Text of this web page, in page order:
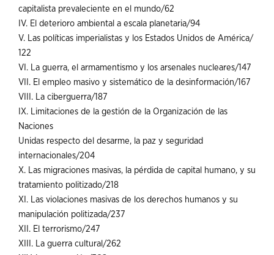
capitalista prevaleciente en el mundo/62
IV. El deterioro ambiental a escala planetaria/94
V. Las políticas imperialistas y los Estados Unidos de América/
122
VI. La guerra, el armamentismo y los arsenales nucleares/147
VII. El empleo masivo y sistemático de la desinformación/167
VIII. La ciberguerra/187
IX. Limitaciones de la gestión de la Organización de las
Naciones
Unidas respecto del desarme, la paz y seguridad
internacionales/204
X. Las migraciones masivas, la pérdida de capital humano, y su
tratamiento politizado/218
XI. Las violaciones masivas de los derechos humanos y su
manipulación politizada/237
XII. El terrorismo/247
XIII. La guerra cultural/262